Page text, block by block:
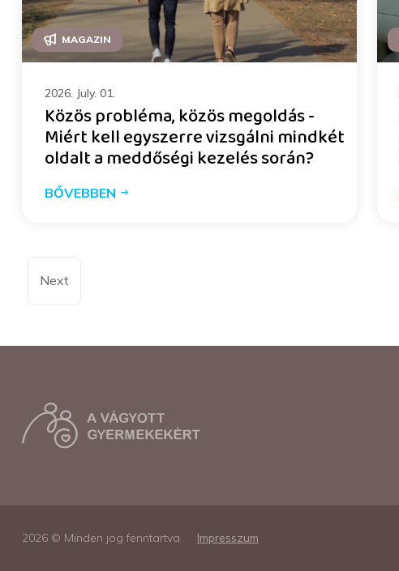
MAGAZIN
2026. July. 01.
Közös probléma, közös megoldás -
Miért kell egyszerre vizsgálni mindkét
oldalt a meddőségi kezelés során?
BŐVEBBEN
Next
2026 © Minden jog fenntartva Impresszum